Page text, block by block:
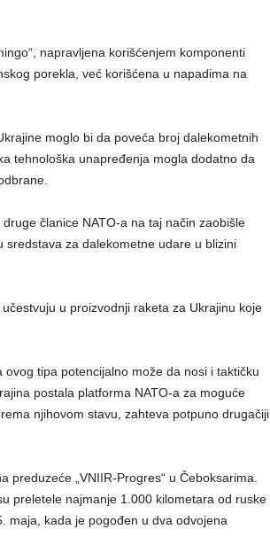
napravljena korišćenjem komponenti
porekla, već korišćena u napadima na
moglo bi da poveća broj dalekometnih
tehnološka unapređenja mogla dodatno da
članice NATO-a na taj način zaobišle
za dalekometne udare u blizini
u proizvodnji raketa za Ukrajinu koje
tipa potencijalno može da nosi i taktičku
postala platforma NATO-a za moguće
njihovom stavu, zahteva potpuno drugačiji
„VNIIR-Progres“ u Čeboksarima.
preletele najmanje 1.000 kilometara od ruske
maja, kada je pogođen u dva odvojena